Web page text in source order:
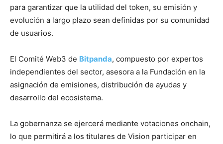
para garantizar que la utilidad del token, su emisión y
evolución a largo plazo sean definidas por su comunidad
de usuarios.
El Comité Web3 de Bitpanda, compuesto por expertos
independientes del sector, asesora a la Fundación en la
asignación de emisiones, distribución de ayudas y
desarrollo del ecosistema.
La gobernanza se ejercerá mediante votaciones onchain,
lo que permitirá a los titulares de Vision participar en